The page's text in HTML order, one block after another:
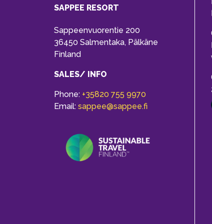
SAPPEE RESORT
Sappeenvuorentie 200
36450 Salmentaka, Pälkäne
Finland
SALES/ INFO
Phone: +35820 755 9970
Email: sappee@sappee.fi